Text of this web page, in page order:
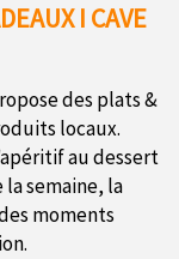
I CAVE
des plats &
locaux.
au dessert
semaine, la
moments